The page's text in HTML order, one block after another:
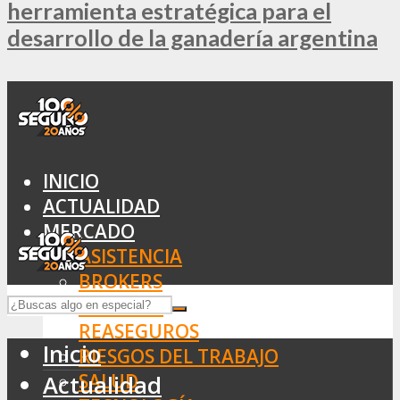
herramienta estratégica para el
desarrollo de la ganadería argentina
INICIO
ACTUALIDAD
MERCADO
ASISTENCIA
BROKERS
SEGUROS
REASEGUROS
RIESGOS DEL TRABAJO
SALUD
Inicio
Actualidad